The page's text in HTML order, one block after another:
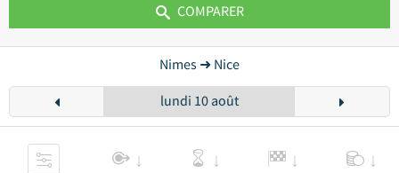
COMPARER
Nimes ➜ Nice
lundi 10 août